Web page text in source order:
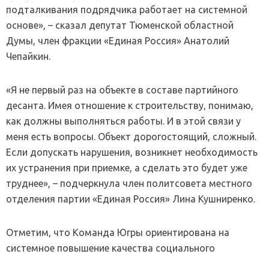
подталкивания подрядчика работает на системной
основе», – сказал депутат Тюменской областной
Думы, член фракции «Единая Россия» Анатолий
Чепайкин.
«Я не первый раз на объекте в составе партийного
десанта. Имея отношение к строительству, понимаю,
как должны выполняться работы. И в этой связи у
меня есть вопросы. Объект дорогостоящий, сложный.
Если допускать нарушения, возникнет необходимость
их устранения при приемке, а сделать это будет уже
труднее», – подчеркнула член политсовета местного
отделения партии «Единая Россия» Лина Кушниренко.
Отметим, что Команда Югры ориентирована на
системное повышение качества социального